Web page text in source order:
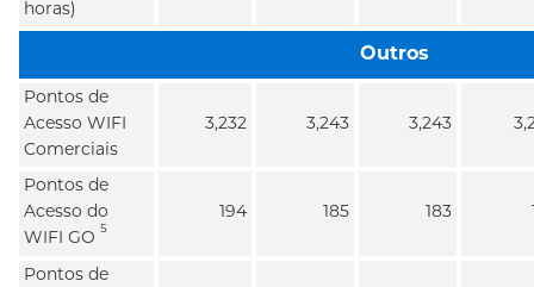
horas)
Outros
Pontos de
Acesso WIFI
Comerciais
3,232 3,243 3,243
Pontos de
Acesso do
WIFI GO
5
194 185 183
Pontos de